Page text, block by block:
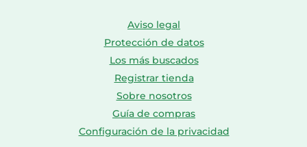
Aviso legal
Protección de datos
Los más buscados
Registrar tienda
Sobre nosotros
Guía de compras
Configuración de la privacidad